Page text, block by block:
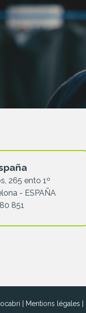
265 ento 1º
- ESPAÑA
851
| Mentions légales